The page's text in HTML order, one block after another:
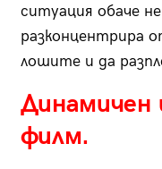
ситуация обаче
разконцентрира
лошите и да
Динамичен
филм.